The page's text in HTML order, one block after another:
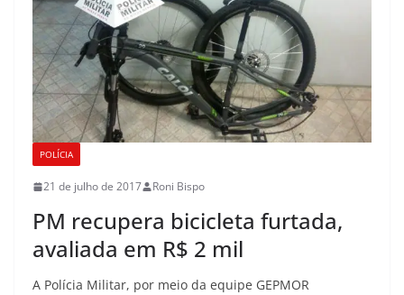
POLÍCIA
21 de julho de 2017 Roni Bispo
PM recupera bicicleta furtada,
avaliada em R$ 2 mil
A Polícia Militar, por meio da equipe GEPMOR